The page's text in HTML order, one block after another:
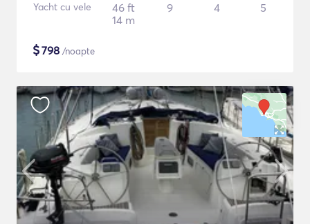
Yacht cu vele
46 ft
14 m
9 4 5
$798 /noapte